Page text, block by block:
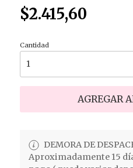
$2.415,60
Cantidad
AGREGAR
DEMORA DE
Aproximadamente 15